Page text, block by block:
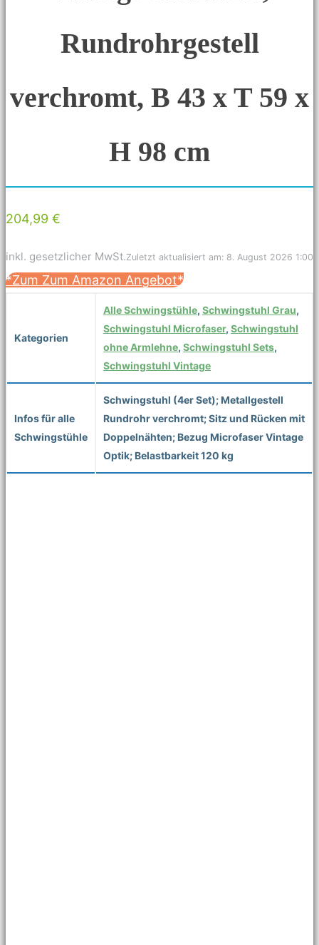
Rundrohrgestell
verchromt, B 43 x T 59 x
H 98 cm
204,99 €
inkl. gesetzlicher MwSt.Zuletzt aktualisiert am: 8. August 2026 1:00
*Zum Zum Amazon Angebot*
Kategorien
Alle Schwingstühle, Schwingstuhl Grau,
Schwingstuhl Microfaser, Schwingstuhl
ohne Armlehne, Schwingstuhl Sets,
Schwingstuhl Vintage
Infos für alle
Schwingstühle
Schwingstuhl (4er Set); Metallgestell
Rundrohr verchromt; Sitz und Rücken mit
Doppelnähten; Bezug Microfaser Vintage
Optik; Belastbarkeit 120 kg